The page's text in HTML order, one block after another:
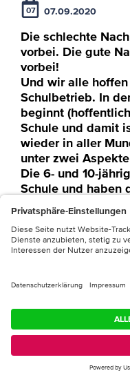
07 07.09.2020
Die schlechte
vorbei. Die gute
vorbei!
Und wir alle
Schulbetrieb. In
beginnt
Schule und damit
wieder in aller
unter zwei
Die 6- und 10-
Schule und haben
den Rest ergibt
eine Chance, alte
überdenken.